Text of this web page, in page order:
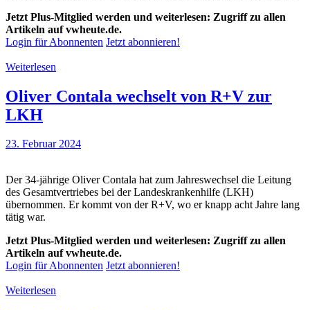
Jetzt Plus-Mitglied werden und weiterlesen: Zugriff zu allen
Artikeln auf vwheute.de.
Login für Abonnenten Jetzt abonnieren!
Weiterlesen
Oliver Contala wechselt von R+V zur
LKH
23. Februar 2024
Der 34-jährige Oliver Contala hat zum Jahreswechsel die Leitung
des Gesamtvertriebes bei der Landeskrankenhilfe (LKH)
übernommen. Er kommt von der R+V, wo er knapp acht Jahre lang
tätig war.
Jetzt Plus-Mitglied werden und weiterlesen: Zugriff zu allen
Artikeln auf vwheute.de.
Login für Abonnenten Jetzt abonnieren!
Weiterlesen